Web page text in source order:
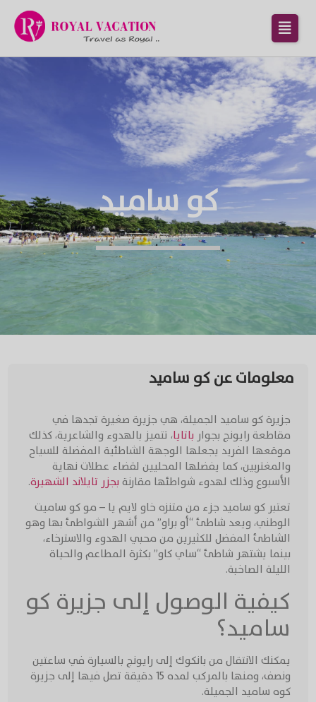
كو ساميد
معلومات عن كو ساميد
جزيرة كو ساميد الجميلة، هي جزيرة صغيرة تجدها في
مقاطعة رايونج بجوار باتايا، تتميز بالهدوء والشاعرية، كذلك
موقعها الفريد يجعلها الوجهة الشاطئية المفضلة للسياح
والمغتربين، كما يفضلها المحليين لقضاء عطلات نهاية
الأسبوع وذلك لهدوء شواطئها مقارنة بجزر تايلاند الشهيرة.
تعتبر كو ساميد جزء من متنزه خاو لايم يا – مو كو ساميت
الوطني، ويعد شاطئ “أو براو” من أشهر الشواطئ بها وهو
الشاطئ المفضل للكثيرين من محبي الهدوء والاسترخاء،
بينما يشتهر شاطئ “ساي كاو” بكثرة المطاعم والحياة
الليلة الصاخبة.
كيفية الوصول إلى جزيرة كو
ساميد؟
يمكنك الانتقال من بانكوك إلى رايونج بالسيارة في ساعتين
ونصف، ومنها بالمركب لمده 15 دقيقة تصل فيها إلى جزيرة
كوه ساميد الجميلة.